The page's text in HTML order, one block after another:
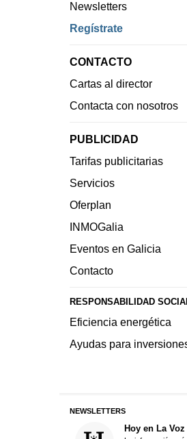
Newsletters
Regístrate
CONTACTO
Cartas al director
Contacta con nosotros
PUBLICIDAD
Tarifas publicitarias
Servicios
Oferplan
INMOGalia
Eventos en Galicia
Contacto
RESPONSABILIDAD
Eficiencia energética
Ayudas para
NEWSLETTERS
Hoy en La Voz